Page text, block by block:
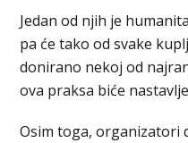
Jedan od njih je
pa će tako od svake
donirano nekoj od
ova praksa biće
Osim toga, organizatori